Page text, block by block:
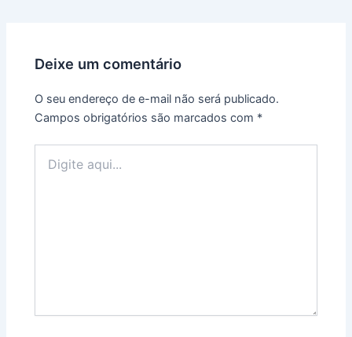
Deixe um comentário
O seu endereço de e-mail não será publicado.
Campos obrigatórios são marcados com *
aqui...